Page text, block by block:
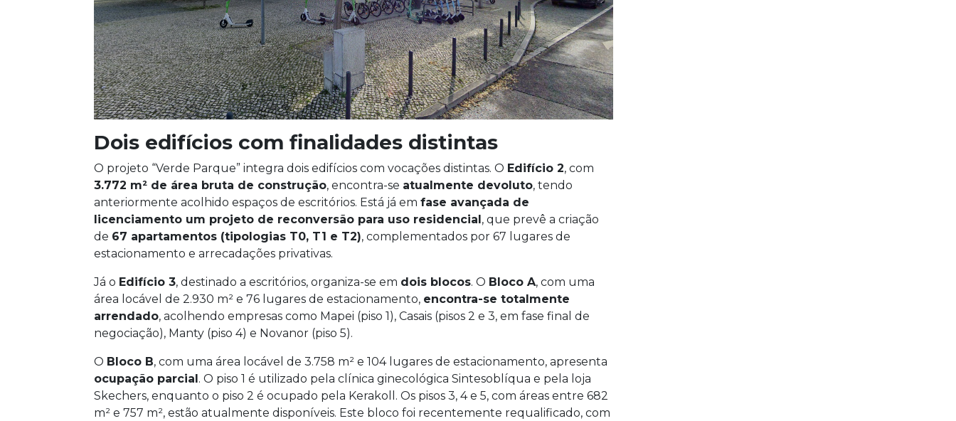
Dois edifícios com finalidades distintas
O projeto “Verde Parque” integra dois edifícios com vocações distintas. O Edifício 2, com
3.772 m² de área bruta de construção, encontra-se atualmente devoluto, tendo
anteriormente acolhido espaços de escritórios. Está já em fase avançada de
licenciamento um projeto de reconversão para uso residencial , que prevê a criação
de 67 apartamentos (tipologias T0, T1 e T2), complementados por 67 lugares de
estacionamento e arrecadações privativas.
Já o Edifício 3, destinado a escritórios, organiza-se em dois blocos. O Bloco A, com uma
área locável de 2.930 m² e 76 lugares de estacionamento, encontra-se totalmente
arrendado, acolhendo empresas como Mapei (piso 1), Casais (pisos 2 e 3, em fase final de
negociação), Manty (piso 4) e Novanor (piso 5).
O Bloco B, com uma área locável de 3.758 m² e 104 lugares de estacionamento, apresenta
ocupação parcial . O piso 1 é utilizado pela clínica ginecológica Sintesoblíqua e pela loja
Skechers, enquanto o piso 2 é ocupado pela Kerakoll. Os pisos 3, 4 e 5, com áreas entre 682
m² e 757 m², estão atualmente disponíveis. Este bloco foi recentemente requalificado, com